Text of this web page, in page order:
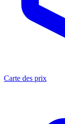
Carte des prix